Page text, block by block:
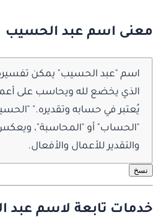
معنى اسم عبد الحسيب
اسم "عبد الحسيب" يمكن
الذي يخضع لله ويحاسب على
يُعتبر في حسابه وتقديره."
"الحساب" أو "المحاسبة"،
والتقدير للأعمال والأفعال.
نسخ
خدمات تابعة لاسم عبد